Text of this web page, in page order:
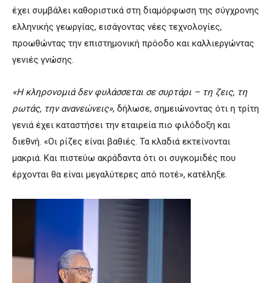
έχει συμβάλει καθοριστικά στη διαμόρφωση της σύγχρονης
ελληνικής γεωργίας, εισάγοντας νέες τεχνολογίες,
προωθώντας την επιστημονική πρόοδο και καλλιεργώντας
γενιές γνώσης.
«Η κληρονομιά δεν φυλάσσεται σε συρτάρι – τη ζεις, τη
ρωτάς, την ανανεώνεις», δήλωσε, σημειώνοντας ότι η τρίτη
γενιά έχει καταστήσει την εταιρεία πιο φιλόδοξη και
διεθνή. «Οι ρίζες είναι βαθιές. Τα κλαδιά εκτείνονται
μακριά. Και πιστεύω ακράδαντα ότι οι συγκομιδές που
έρχονται θα είναι μεγαλύτερες από ποτέ», κατέληξε.